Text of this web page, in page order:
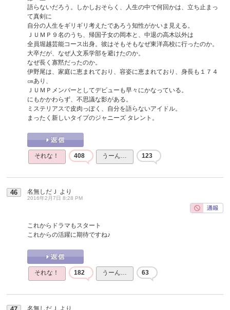
語らないだろう。しかしおそらく、人生の中で何回かは、立ち止まっ
て真剣に
自分の人生をギリギリ考えたであろう知性がかいま見える。
ＪＵＭＰ９名のうち、帰国子女の岡本と、中退の高木以外は
全員堀越芸能コース出身。彼はそもそもなぜ東洋高校に行ったのか。
大卒だが、なぜ人文系学部を避けたのか。
なぜ長く寡黙だったのか。
伊野尾は、家庭に恵まれており、容姿に恵まれており、身長も１７４
㎝あり、
ＪＵＭＰメンバーとしてデビューも早々にかなっている。
にもかかわらず、不思議な影がある。
ミステリアスで皮肉っぽく、自分を語らないアイドル。
まったく新しいタイプのジャニーズ タレント。
それな！ 408 うーん… 123
46 名無しだＪ より
2016年2月7日 8:28 PM
これからドラマもスタート
これからの活躍に期待ですね♪
それな！ 182 うーん… 63
名無しだＪ より